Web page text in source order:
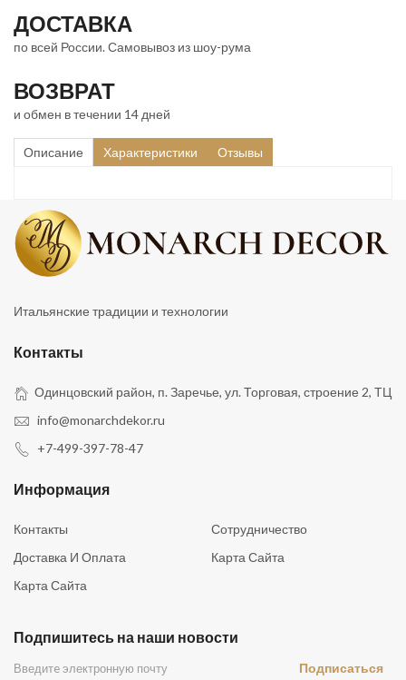
ДОСТАВКА
по всей России. Самовывоз из шоу-рума
ВОЗВРАТ
и обмен в течении 14 дней
Описание Характеристики Отзывы
Итальянские традиции и технологии
Контакты
Одинцовский район, п. Заречье, ул. Торговая, строение 2, ТЦ
info@monarchdekor.ru
+7-499-397-78-47
Информация
Контакты
Сотрудничество
Доставка И Оплата
Карта Сайта
Карта Сайта
Подпишитесь на наши новости
Подписаться